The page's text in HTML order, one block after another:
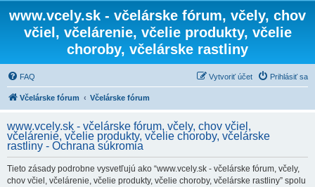
www.vcely.sk - včelárske fórum, včely, chov
včiel, včelárenie, včelie produkty, včelie
choroby, včelárske rastliny
FAQ Prihlásiť sa
Vytvoriť účet
Včelárske fórum Včelárske fórum
www.vcely.sk - včelárske fórum, včely, chov včiel,
včelárenie, včelie produkty, včelie choroby, včelárske
rastliny - Ochrana súkromia
Tieto zásady podrobne vysvetľujú ako “www.vcely.sk - včelárske fórum, včely,
chov včiel, včelárenie, včelie produkty, včelie choroby, včelárske rastliny” spolu